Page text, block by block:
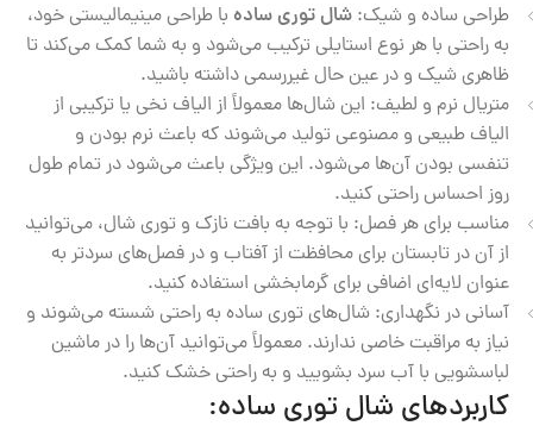
طراحی ساده و شیک: شال توری ساده با طراحی مینیمالیستی خود،
به راحتی با هر نوع استایلی ترکیب می‌شود و به شما کمک می‌کند تا
ظاهری شیک و در عین حال غیررسمی داشته باشید.
متریال نرم و لطیف: این شال‌ها معمولاً از الیاف نخی یا ترکیبی از
الیاف طبیعی و مصنوعی تولید می‌شوند که باعث نرم بودن و
تنفسی بودن آن‌ها می‌شود. این ویژگی باعث می‌شود در تمام طول
روز احساس راحتی کنید.
مناسب برای هر فصل: با توجه به بافت نازک و توری شال، می‌توانید
از آن در تابستان برای محافظت از آفتاب و در فصل‌های سردتر به
عنوان لایه‌ای اضافی برای گرمابخشی استفاده کنید.
آسانی در نگهداری: شال‌های توری ساده به راحتی شسته می‌شوند و
نیاز به مراقبت خاصی ندارند. معمولاً می‌توانید آن‌ها را در ماشین
لباسشویی با آب سرد بشویید و به راحتی خشک کنید.
کاربردهای شال توری ساده: